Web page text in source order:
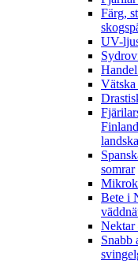
Färg,
UV-
somrar
Bete i
Nektar
Snabb